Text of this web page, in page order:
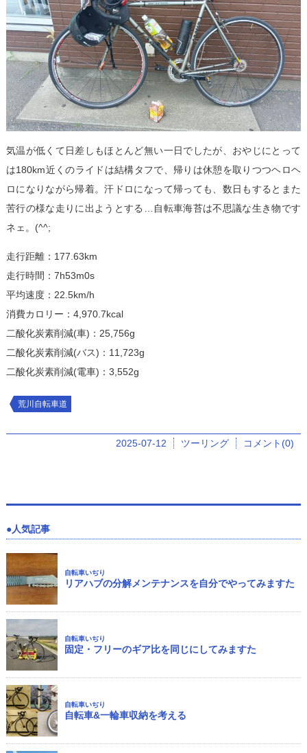
気温が低くて日差しもほとんど無い一日でしたが、おやじにとって
は180km近くのライドは結構タフで、帰りは休憩を取りつつヘロヘ
ロになりながら帰着。汗ドロになって帰っても、数日もするとまた
苦行の様な走りに出ようとする…自転車海苔は不思議な生き物です
ネェ。(^^;
走行距離：177.63km
走行時間：7h53m0s
平均速度：22.5km/h
消費カロリー：4,970.7kcal
二酸化炭素削減(車)：25,756g
二酸化炭素削減(バス)：11,723g
二酸化炭素削減(電車)：3,552g
荒川自転車道
2025-07-12 ツーリング コメント(0)
人気記事
自転車いぢり
リアハブの分解メンテナンスを自分でやってみますた
自転車いぢり
固定・フリーのギア比を同じにしてみますた
自転車いぢり
自転車&一輪車収納を考える